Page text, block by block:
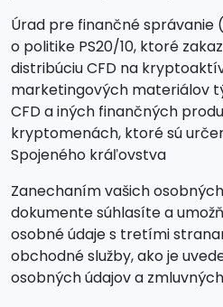
Úrad pre finančné správanie
o politike PS20/10, ktoré
distribúciu CFD na
marketingových materiálov
CFD a iných finančných
kryptomenách, ktoré sú
Spojeného kráľovstva
Zanechaním vašich
dokumente súhlasíte a
osobné údaje s tretími
obchodné služby, ako je
osobných údajov a